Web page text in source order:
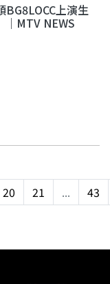
BG8LOCC上演生
MTV NEWS
20 21 ... 43